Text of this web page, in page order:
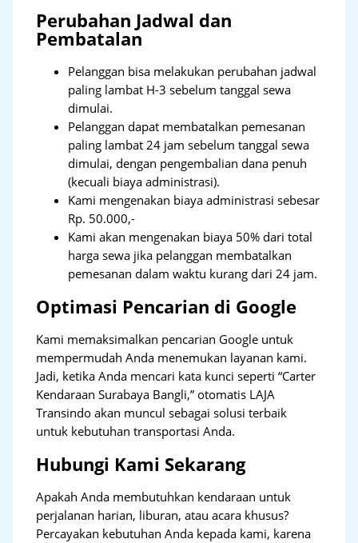
Perubahan Jadwal dan
Pembatalan
Pelanggan bisa melakukan perubahan jadwal
paling lambat H-3 sebelum tanggal sewa
dimulai.
Pelanggan dapat membatalkan pemesanan
paling lambat 24 jam sebelum tanggal sewa
dimulai, dengan pengembalian dana penuh
(kecuali biaya administrasi).
Kami mengenakan biaya administrasi sebesar
Rp. 50.000,-
Kami akan mengenakan biaya 50% dari total
harga sewa jika pelanggan membatalkan
pemesanan dalam waktu kurang dari 24 jam.
Optimasi Pencarian di Google
Kami memaksimalkan pencarian Google untuk
mempermudah Anda menemukan layanan kami.
Jadi, ketika Anda mencari kata kunci seperti “Carter
Kendaraan Surabaya Bangli,” otomatis LAJA
Transindo akan muncul sebagai solusi terbaik
untuk kebutuhan transportasi Anda.
Hubungi Kami Sekarang
Apakah Anda membutuhkan kendaraan untuk
perjalanan harian, liburan, atau acara khusus?
Percayakan kebutuhan Anda kepada kami, karena